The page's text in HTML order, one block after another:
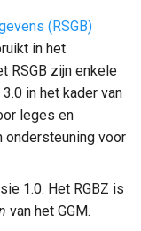
(RSGB)
in het
RSGB zijn enkele
in het kader van
leges en
ondersteuning voor
1.0. Het RGBZ is
van het GGM.